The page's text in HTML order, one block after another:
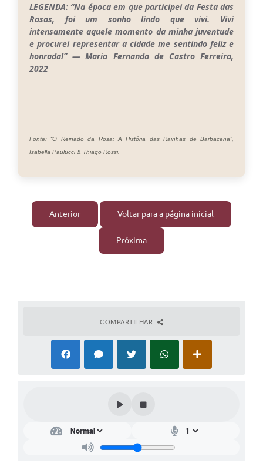
LEGENDA: “Na época em que participei da Festa das
Rosas, foi um sonho lindo que vivi. Vivi
intensamente aquele momento da minha juventude
e procurei representar a cidade me sentindo feliz e
honrada!” — Maria Fernanda de Castro Ferreira,
2022
Fonte: “O Reinado da Rosa: A História das Rainhas de Barbacena”,
Isabella Paulucci & Thiago Rossi.
Anterior Voltar para a página inicial
Próxima
COMPARTILHAR